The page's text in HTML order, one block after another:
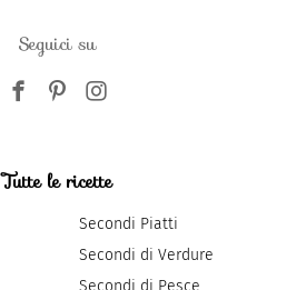
Seguici su
Tutte le ricette
Secondi Piatti
Secondi di Verdure